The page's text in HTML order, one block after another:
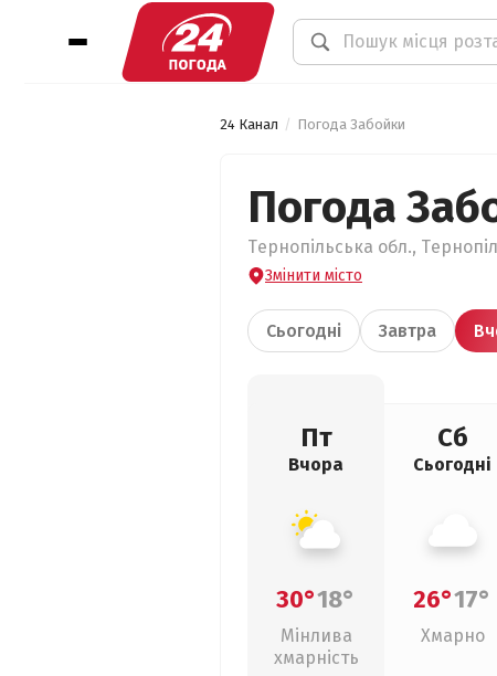
24 Канал Погода Забойки
Погода
Тернопільська обл.,
Змінити місто
Сьогодні Завтра
Пт
Вчора
30°18°
Мінлива
хмарність
Сб
Сьогодні
26°17°
Хмарно